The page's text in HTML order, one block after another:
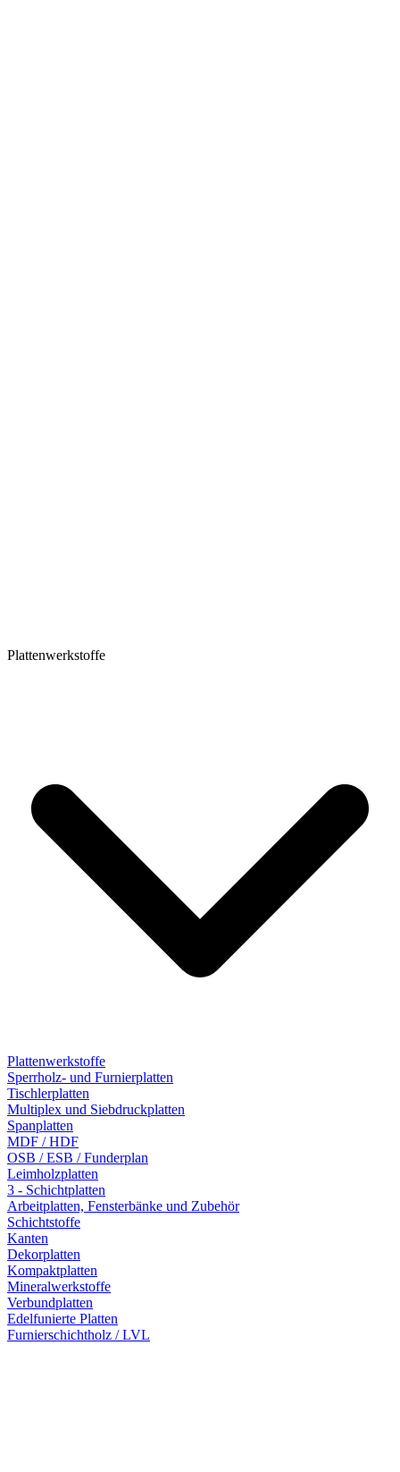
Plattenwerkstoffe
Plattenwerkstoffe
Sperrholz- und Furnierplatten
Tischlerplatten
Multiplex und Siebdruckplatten
Spanplatten
MDF / HDF
OSB / ESB / Funderplan
Leimholzplatten
3 - Schichtplatten
Arbeitplatten, Fensterbänke und Zubehör
Schichtstoffe
Kanten
Dekorplatten
Kompaktplatten
Mineralwerkstoffe
Verbundplatten
Edelfunierte Platten
Furnierschichtholz / LVL